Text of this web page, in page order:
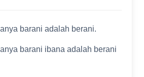
barani adalah berani.
barani ibana adalah berani